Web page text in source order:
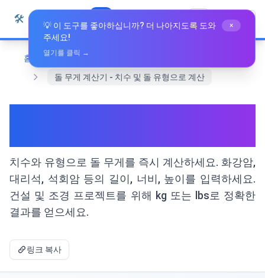
본문으로 건너뛰기
🛠️ Whiz Tools 한국어
홈
변환 도구
돌 무게 계산기 - 치수 및 돌 유형으로 계산
치수와 유형으로 돌 무게를 즉시 계산하세요. 화강암,
대리석, 석회암 등의 길이, 너비, 높이를 입력하세요.
건설 및 조경 프로젝트를 위해 kg 또는 lbs로 정확한
결과를 얻으세요.
링크 복사
💡 이 도구를 좋아하십니까? 더 나아지도록 도와
주세요!
×
열기를 클릭 →